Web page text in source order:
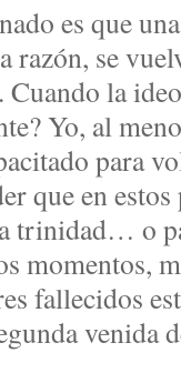
es que
razón, se
Cuando la
Yo, al
para
que en
trinidad… o
momentos,
fallecidos
venida